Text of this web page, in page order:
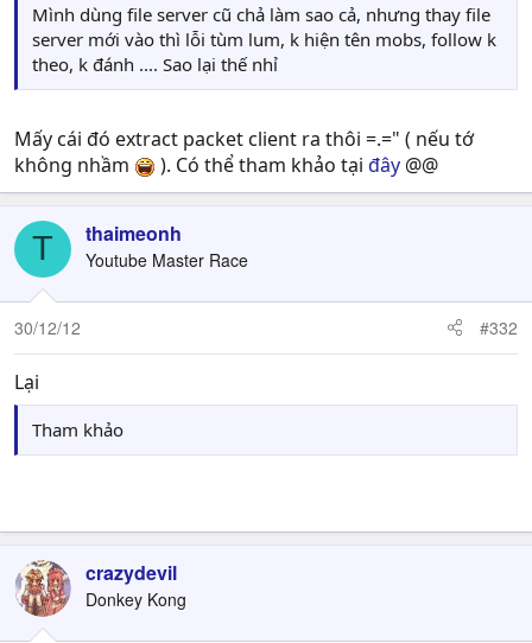
Mình dùng file server cũ chả làm sao cả, nhưng thay file
server mới vào thì lỗi tùm lum, k hiện tên mobs, follow k
theo, k đánh .... Sao lại thế nhỉ
Mấy cái đó extract packet client ra thôi =.=" ( nếu tớ
không nhầm
). Có thể tham khảo tại đây @@
T thaimeonh
Youtube Master Race
30/12/12 #332
Lại
Tham khảo
crazydevil
Donkey Kong